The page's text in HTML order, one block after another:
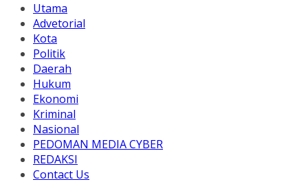
Utama
Advetorial
Kota
Politik
Daerah
Hukum
Ekonomi
Kriminal
Nasional
PEDOMAN MEDIA CYBER
REDAKSI
Contact Us